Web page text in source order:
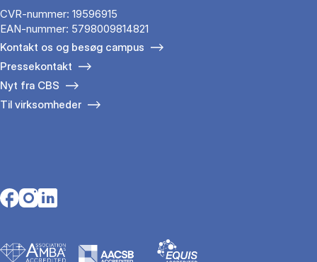
CVR-nummer: 19596915
EAN-nummer: 5798009814821
Kontakt os og besøg campus
Pressekontakt
Nyt fra CBS
Til virksomheder
Opens in a new tab
Opens in a new tab
Opens in a new tab